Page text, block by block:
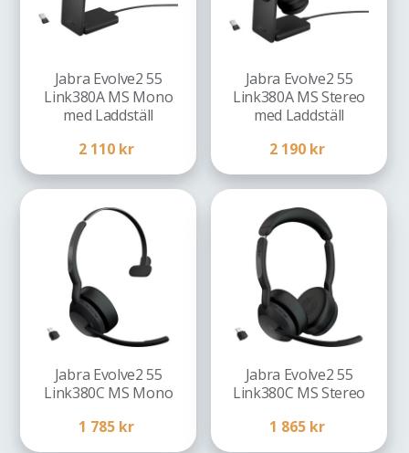
Jabra Evolve2 55
Link380A MS Mono
med Laddställ
2 110 kr
Jabra Evolve2 55
Link380A MS Stereo
med Laddställ
2 190 kr
Jabra Evolve2 55
Link380C MS Mono
1 785 kr
Jabra Evolve2 55
Link380C MS Stereo
1 865 kr